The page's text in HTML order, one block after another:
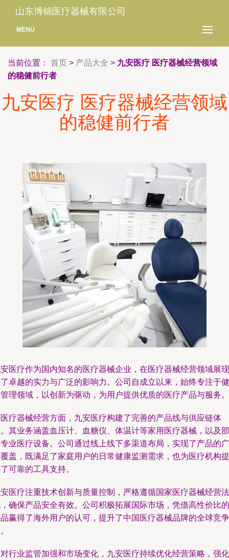
山东博锦医疗器械有限公司
MENU
当前位置： 首页 > 产品大全 > 九安医疗 医疗器械经营领域
的稳健前行者
九安医疗 医疗器械经营领域
的稳健前行者
医疗作为国内知名的医疗器械企业，在医疗器械经营领域展现
卓越的实力与广泛的影响力。公司自成立以来，始终专注于健
理领域，以创新为驱动，为用户提供优质的医疗产品与服务。
疗器械经营方面，九安医疗构建了完善的产品线与供应链体
其业务涵盖血压计、血糖仪、体温计等家用医疗器械，以及部
业医疗设备。公司通过线上线下多渠道布局，实现了产品的广
盖，既满足了家庭用户的日常健康监测需求，也为医疗机构提
可靠的工具支持。
医疗注重技术创新与质量控制，严格遵循国家医疗器械经营法
确保产品安全有效。公司积极拓展国际市场，凭借高性价比的
赢得了海外用户的认可，提升了中国医疗器械品牌的全球竞争
行业监管加强和市场变化，九安医疗持续优化经营策略，强化